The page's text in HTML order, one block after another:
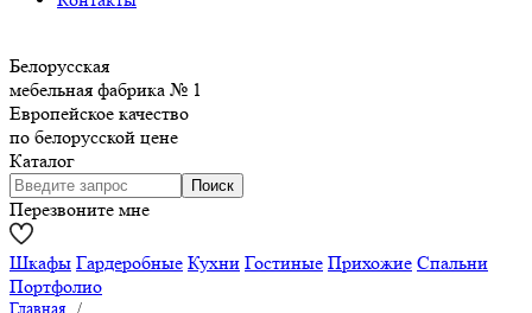
Белорусская
мебельная фабрика № 1
Европейское качество
по белорусской цене
Каталог
Перезвоните мне
Шкафы Гардеробные Кухни Гостиные Прихожие Спальни
Портфолио
Главная /